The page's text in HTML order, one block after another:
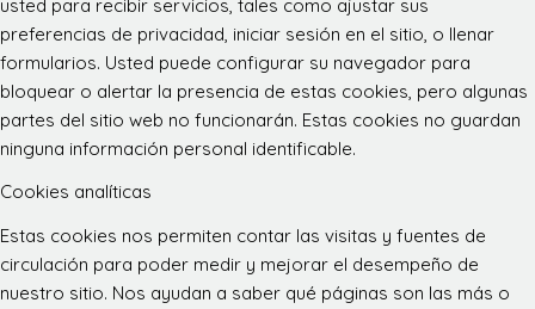
usted para recibir servicios, tales como ajustar sus
preferencias de privacidad, iniciar sesión en el sitio, o llenar
formularios. Usted puede configurar su navegador para
bloquear o alertar la presencia de estas cookies, pero algunas
partes del sitio web no funcionarán. Estas cookies no guardan
ninguna información personal identificable.
Cookies analíticas
Estas cookies nos permiten contar las visitas y fuentes de
circulación para poder medir y mejorar el desempeño de
nuestro sitio. Nos ayudan a saber qué páginas son las más o